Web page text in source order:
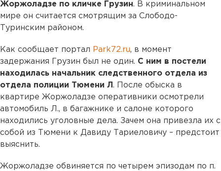
Жоржоладзе по кличке Грузин. В криминальном
мире он считается смотрящим за Слободо-
Туринским районом.
Как сообщает портал Park72.ru, в момент
задержания Грузин был не один. С ним в постели
находилась начальник следственного отдела из
отдела полиции Тюмени Л . После обыска в
квартире Жоржоладзе оперативники осмотрели
автомобиль Л., в багажнике и салоне которого
находились уголовные дела. Зачем она привезла их с
собой из Тюмени к Давиду Тариеловичу – предстоит
выяснить.
Жоржоладзе обвиняется по четырем эпизодам по п.